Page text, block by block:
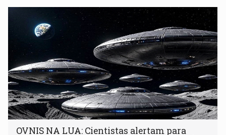
OVNIS NA LUA: Cientistas alertam para